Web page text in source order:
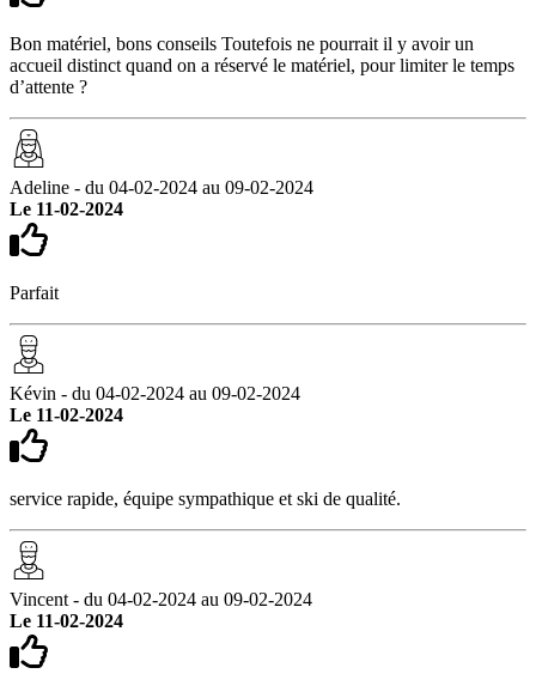
Bon matériel, bons conseils Toutefois ne pourrait il y avoir un
accueil distinct quand on a réservé le matériel, pour limiter le temps
d’attente ?
Adeline - du 04-02-2024 au 09-02-2024
Le 11-02-2024
Parfait
Kévin - du 04-02-2024 au 09-02-2024
Le 11-02-2024
service rapide, équipe sympathique et ski de qualité.
Vincent - du 04-02-2024 au 09-02-2024
Le 11-02-2024